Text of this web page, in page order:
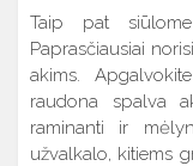
Taip pat
Paprasčiausiai
akims.
raudona spalva
raminanti ir
užvalkalo, kitiems